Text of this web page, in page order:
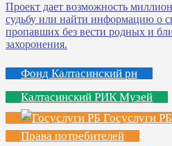
Фонд Калтасинский рн
Калтасинский РИК Музей
Госуслуги РБ
Права потребителей